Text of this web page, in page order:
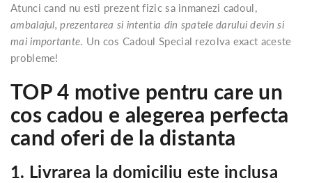
Atunci cand nu esti prezent fizic sa inmanezi cadoul,
ambalajul, prezentarea si intentia din spatele darului devin si
mai importante. Un cos Cadoul Special rezolva exact aceste
probleme!
TOP 4 motive pentru care un
cos cadou e alegerea perfecta
cand oferi de la distanta
1. Livrarea la domiciliu este inclusa